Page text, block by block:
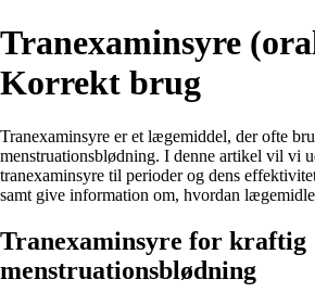
Tranexaminsyre
Korrekt brug
Tranexaminsyre er et lægemiddel, der ofte
menstruationsblødning. I denne artikel vil vi
tranexaminsyre til perioder og dens
samt give information om, hvordan
Tranexaminsyre for kraftig
menstruationsblødning